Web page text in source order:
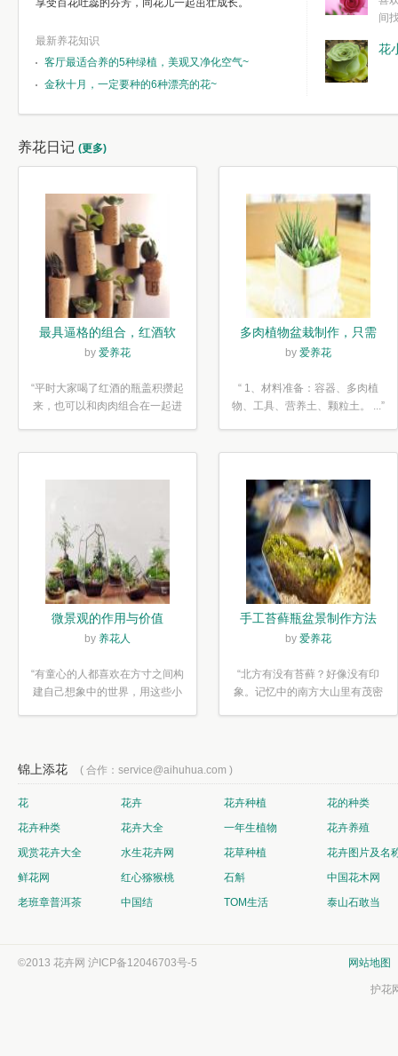
享受百花吐蕊的芬芳，同花儿一起茁壮成长。
最新养花知识
客厅最适合养的5种绿植，美观又净化空气~
金秋十月，一定要种的6种漂亮的花~
我们自己复杂
间
花
养花日记 (更多)
最具逼格的组合，红酒软
木塞diy多肉植物盆栽
by 爱养花
“平时大家喝了红酒的瓶盖积攒起
来，也可以和肉肉组合在一起进
多肉植物盆栽制作，只需
简单6步
by 爱养花
“ 1、材料准备：容器、多肉植
物、工具、营养土、颗粒土。 ...”
微景观的作用与价值
by 养花人
“有童心的人都喜欢在方寸之间构
建自己想象中的世界，用这些小
手工苔藓瓶盆景制作方法
by 爱养花
“北方有没有苔藓？好像没有印
象。记忆中的南方大山里有茂密
锦上添花 ( 合作：service@aihuhua.com )
花 花卉 花卉种植
花的种类
花卉种类
花卉大全 一年生植物
花卉养殖
观赏花卉大全
水生花卉网 花草种植
花卉图片及名
鲜花网
红心猕猴桃 石斛
中国花木网
老班章普洱茶
中国结 TOM生活 泰山石敢当
©2013 花卉网 沪ICP备12046703号-5 网站地图
护花